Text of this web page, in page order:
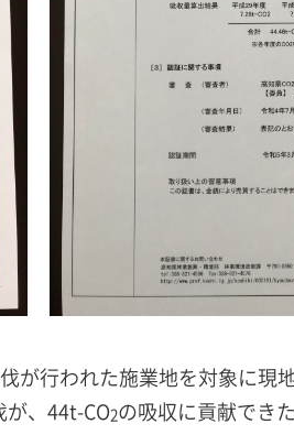
が行われた施業地を対象に現
、44t-CO2の吸収に貢献でき